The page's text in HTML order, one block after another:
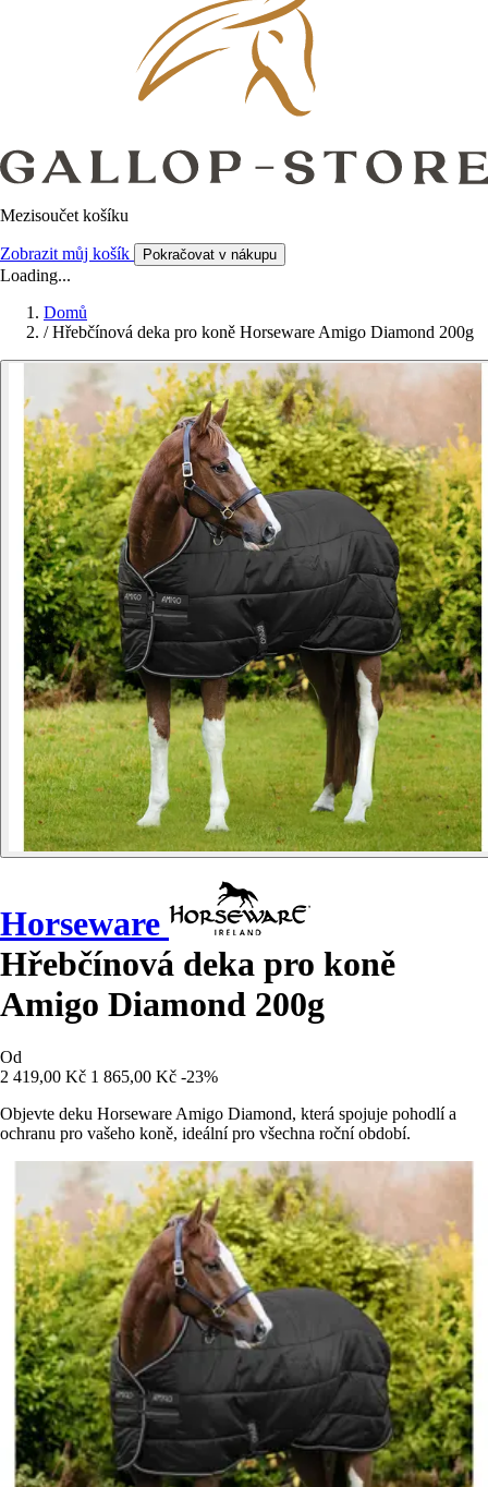
Mezisoučet košíku
Zobrazit můj košík Pokračovat v nákupu
Loading...
Domů
/ Hřebčínová deka pro koně Horseware Amigo Diamond 200g
Horseware
Hřebčínová deka pro koně
Amigo Diamond 200g
Od
2 419,00 Kč 1 865,00 Kč -23%
Objevte deku Horseware Amigo Diamond, která spojuje pohodlí a
ochranu pro vašeho koně, ideální pro všechna roční období.